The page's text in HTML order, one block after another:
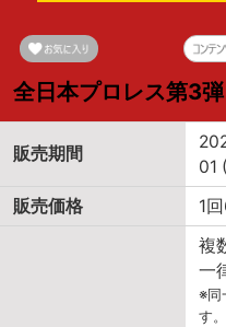
全日本プロレス第3弾
販売期間
01
販売価格
1
複
一
※同
す。